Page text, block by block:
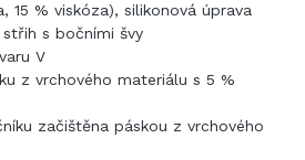
15 % viskóza), silikonová úprava
s bočními švy
V
z vrchového materiálu s 5 %
začištěna páskou z vrchového